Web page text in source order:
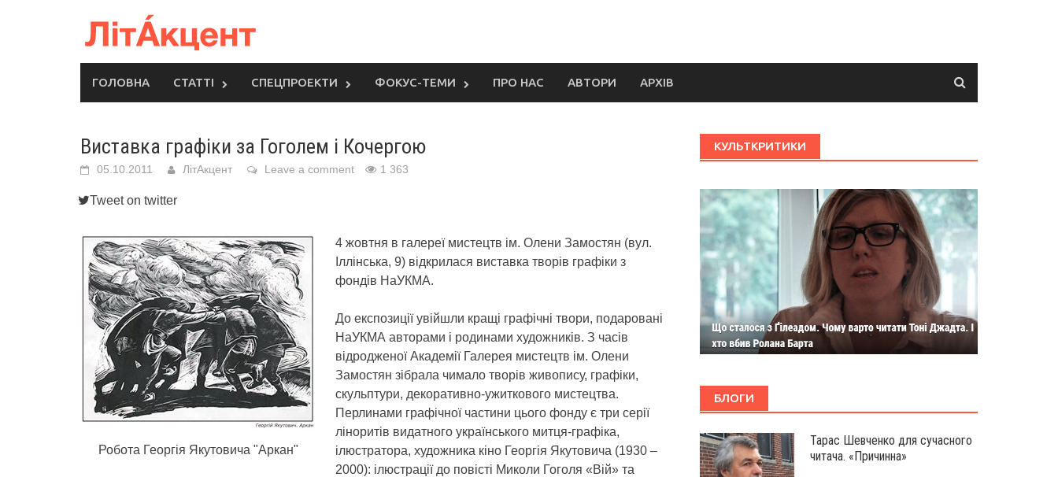
ГОЛОВНА СТАТТІ СПЕЦПРОЕКТИ ФОКУС-ТЕМИ ПРО НАС АВТОРИ АРХІВ
Виставка графіки за Гоголем і Кочергою
05.10.2011 ЛітАкцент Leave a comment 1 363
Tweet on twitter
Робота Георгія Якутовича "Аркан"
4 жовтня в галереї мистецтв ім. Олени Замостян (вул.
Іллінська, 9) відкрилася виставка творів графіки з
фондів НаУКМА.
До експозиції увійшли кращі графічні твори, подаровані
НаУКМА авторами і родинами художників. З часів
відродженої Академії Галерея мистецтв ім. Олени
Замостян зібрала чимало творів живопису, графіки,
скульптури, декоративно-ужиткового мистецтва.
Перлинами графічної частини цього фонду є три серії
ліноритів видатного українського митця-графіка,
ілюстратора, художника кіно Георгія Якутовича (1930 –
2000): ілюстрації до повісті Миколи Гоголя «Вій» та
КУЛЬТКРИТИКИ
БЛОГИ
Тарас Шевченко для сучасного
читача. «Причинна»